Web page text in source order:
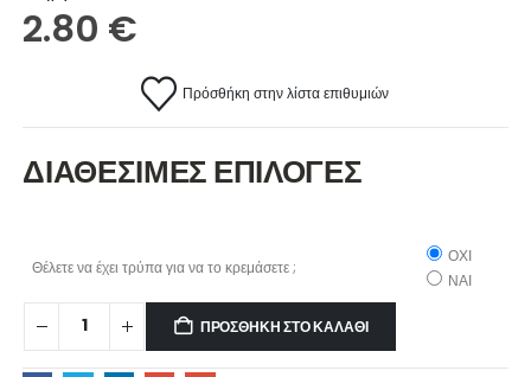
2.80 €
Πρόσθήκη στην λίστα επιθυμιών
ΔΙΑΘΕΣΙΜΕΣ ΕΠΙΛΟΓΕΣ
Θέλετε να έχει τρύπα για να το κρεμάσετε ;
ΟΧΙ
ΝΑΙ
ΠΡΟΣΘΉΚΗ ΣΤΟ ΚΑΛΆΘΙ